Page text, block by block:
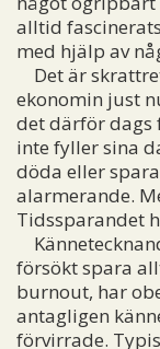
alltid
med hjälp av
Det är
ekonomin just
det därför dags
inte fyller sina
döda eller
alarmerande.
Tidssparandet
försökt spara
burnout, har
antagligen
förvirrade.